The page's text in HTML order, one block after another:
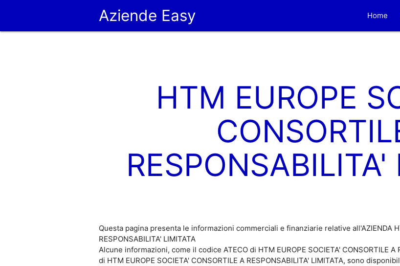
Aziende Easy Home
HTM EUROPE
RESPONSABILITA'
Questa pagina presenta le informazioni commerciali e finanziarie relative all'AZIENDA
RESPONSABILITA' LIMITATA
Alcune informazioni, come il codice ATECO di HTM EUROPE SOCIETA' CONSORTILE
di HTM EUROPE SOCIETA' CONSORTILE A RESPONSABILITA' LIMITATA, sono